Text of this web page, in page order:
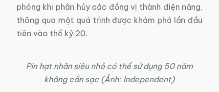
phóng khi phân hủy các đồng vị thành điện năng,
thông qua một quá trình được khám phá lần đầu
tiên vào thế kỷ 20.
Pin hạt nhân siêu nhỏ có thể sử dụng 50 năm
không cần sạc (Ảnh: Independent)